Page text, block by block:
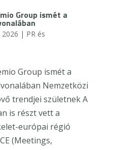
Group ismét a
| PR és
Group ismét a
Nemzetközi
trendjei születnek A
is részt vett a
európai régió
(Meetings,